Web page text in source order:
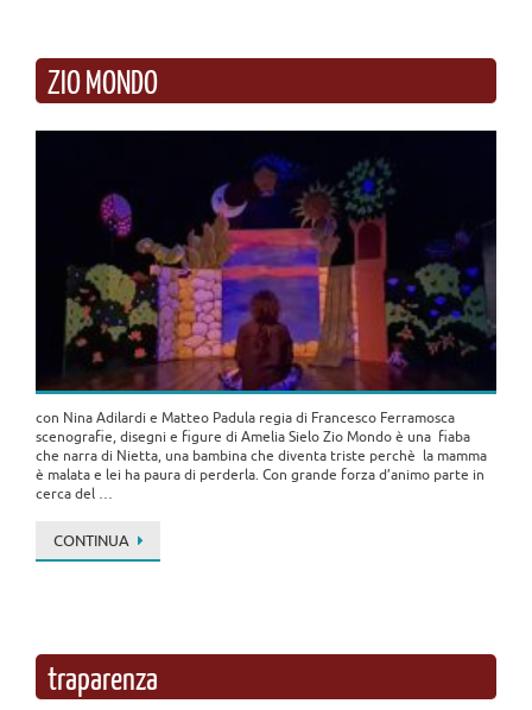
ZIO MONDO
con Nina Adilardi e Matteo Padula regia di Francesco Ferramosca
scenografie, disegni e figure di Amelia Sielo Zio Mondo è una fiaba
che narra di Nietta, una bambina che diventa triste perchè la mamma
è malata e lei ha paura di perderla. Con grande forza d’animo parte in
cerca del …
CONTINUA
traparenza